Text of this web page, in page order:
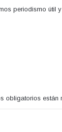
periodismo útil
obligatorios están